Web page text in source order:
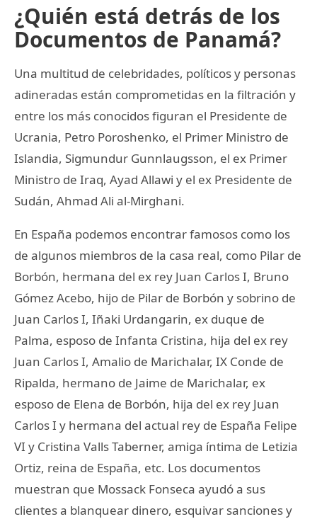
¿Quién está detrás de los
Documentos de Panamá?
Una multitud de celebridades, políticos y personas
adineradas están comprometidas en la filtración y
entre los más conocidos figuran el Presidente de
Ucrania, Petro Poroshenko, el Primer Ministro de
Islandia, Sigmundur Gunnlaugsson, el ex Primer
Ministro de Iraq, Ayad Allawi y el ex Presidente de
Sudán, Ahmad Ali al-Mirghani.
En España podemos encontrar famosos como los
de algunos miembros de la casa real, como Pilar de
Borbón, hermana del ex rey Juan Carlos I, Bruno
Gómez Acebo, hijo de Pilar de Borbón y sobrino de
Juan Carlos I, Iñaki Urdangarin, ex duque de
Palma, esposo de Infanta Cristina, hija del ex rey
Juan Carlos I, Amalio de Marichalar, IX Conde de
Ripalda, hermano de Jaime de Marichalar, ex
esposo de Elena de Borbón, hija del ex rey Juan
Carlos I y hermana del actual rey de España Felipe
VI y Cristina Valls Taberner, amiga íntima de Letizia
Ortiz, reina de España, etc. Los documentos
muestran que Mossack Fonseca ayudó a sus
clientes a blanquear dinero, esquivar sanciones y